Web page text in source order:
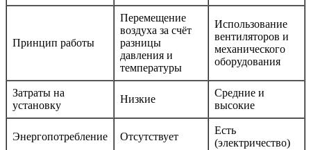
Принцип работы
Перемещение
воздуха за счёт
разницы
давления и
температуры
Использование
вентиляторов и
механического
оборудования
Затраты на
установку
Низкие
Средние и
высокие
Энергопотребление Отсутствует
Есть
(электричество)